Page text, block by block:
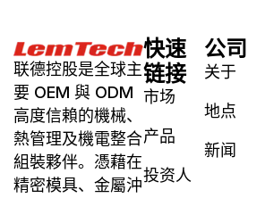
联德控股是全球主
要 OEM 與 ODM
高度信賴的機械、
熱管理及機電整合
組裝夥伴。憑藉在
精密模具、金屬沖
快速
链接
市场
产品
投资人
公司
关于
地点
新闻